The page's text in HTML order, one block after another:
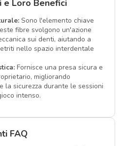
e Loro Benefici
Sono l'elemento chiave
fibre svolgono un'azione
sui denti, aiutando a
nello spazio interdentale
Fornisce una presa sicura e
migliorando
la sicurezza durante le sessioni
intenso.
FAQ